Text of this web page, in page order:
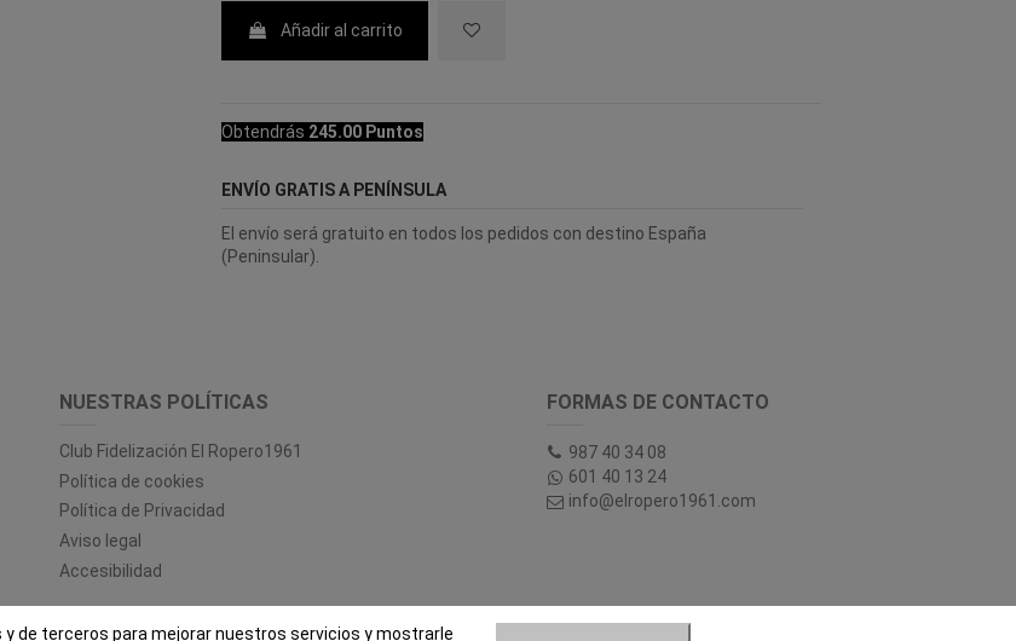
Añadir al carrito
Obtendrás 245.00 Puntos
ENVÍO GRATIS A PENÍNSULA
El envío será gratuito en todos los pedidos con destino España
(Peninsular).
NUESTRAS POLÍTICAS
Club Fidelización El Ropero1961
Política de cookies
Política de Privacidad
Aviso legal
Accesibilidad
FORMAS DE CONTACTO
987 40 34 08
601 40 13 24
info@elropero1961.com
de terceros para mejorar nuestros servicios y mostrarle